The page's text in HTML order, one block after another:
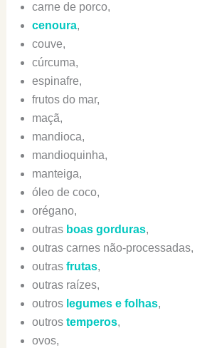
carne de porco,
cenoura,
couve,
cúrcuma,
espinafre,
frutos do mar,
maçã,
mandioca,
mandioquinha,
manteiga,
óleo de coco,
orégano,
outras boas gorduras,
outras carnes não-processadas,
outras frutas,
outras raízes,
outros legumes e folhas,
outros temperos,
ovos,